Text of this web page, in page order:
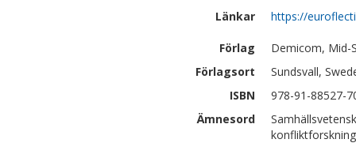
Länkar
https://
Förlag
Demicom, Mid-
Förlagsort
Sundsvall,
ISBN
978-91-88527-
Ämnesord